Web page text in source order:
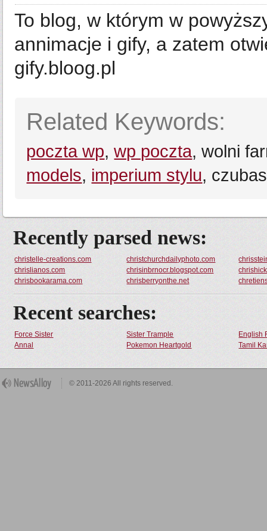
To blog, w którym w
annimacje i gify, a zatem
gify.bloog.pl
Related Keywords:
poczta wp,wp poczta, wolni
models, imperium stylu,
Recently parsed news:
christelle-creations.com christchurchdailyphoto.com
chrislianos.com
chrisinbrnocr.blogspot.com
chrisbookarama.com
chrisberryonthe.net
Recent searches:
Force Sister Sister Trample
English
Annal
Pokemon Heartgold Tamil
© 2011-2026 All rights reserved.